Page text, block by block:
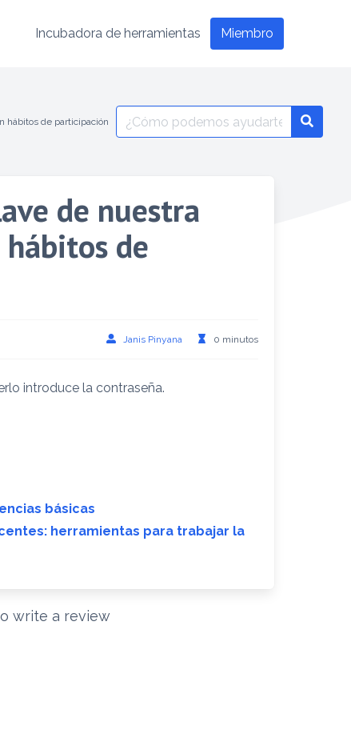
Incubadora de herramientas Miembro
hábitos de participación
de nuestra
de
Janis Pinyana 0 minutos
introduce la contraseña.
básicas
herramientas para trabajar la
write a review